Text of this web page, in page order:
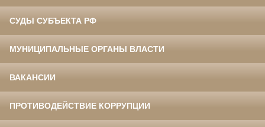
СУДЫ СУБЪЕКТА РФ
МУНИЦИПАЛЬНЫЕ ОРГАНЫ ВЛАСТИ
ВАКАНСИИ
ПРОТИВОДЕЙСТВИЕ КОРРУПЦИИ